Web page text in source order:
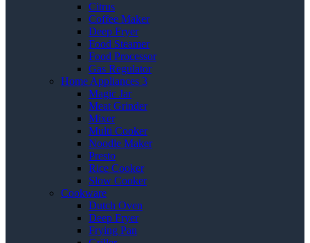
Citrus
Coffee Maker
Deep Fryer
Food Steamer
Food Processor
Gas Regulator
Home Appliances 3
Magic Jar
Meat Grinder
Mixer
Multi Cooker
Noodle Maker
Presto
Rice Cooker
Slow Cooker
Cookware
Dutch Oven
Deep Fryer
Frying Pan